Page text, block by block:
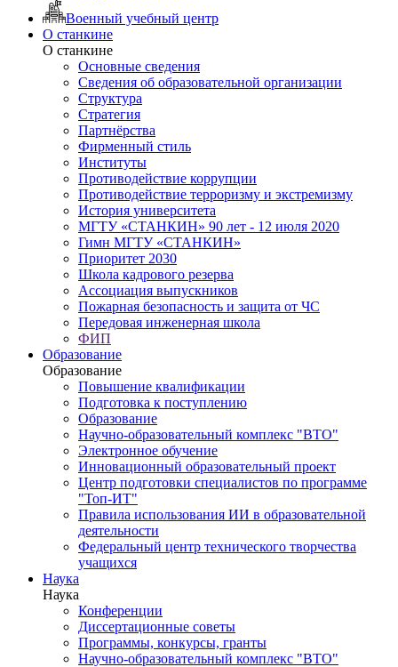
Военный учебный центр
О станкине
О станкине
Основные сведения
Сведения об образовательной организации
Структура
Стратегия
Партнёрства
Фирменный стиль
Институты
Противодействие коррупции
Противодействие терроризму и экстремизму
История университета
МГТУ «СТАНКИН» 90 лет - 12 июля 2020
Гимн МГТУ «СТАНКИН»
Приоритет 2030
Школа кадрового резерва
Ассоциация выпускников
Пожарная безопасность и защита от ЧС
Передовая инженерная школа
ФИП
Образование
Образование
Повышение квалификации
Подготовка к поступлению
Образование
Научно-образовательный комплекс "ВТО"
Электронное обучение
Инновационный образовательный проект
Центр подготовки специалистов по программе
"Топ-ИТ"
Правила использования ИИ в образовательной
деятельности
Федеральный центр технического творчества
учащихся
Наука
Наука
Конференции
Диссертационные советы
Программы, конкурсы, гранты
Научно-образовательный комплекс "ВТО"